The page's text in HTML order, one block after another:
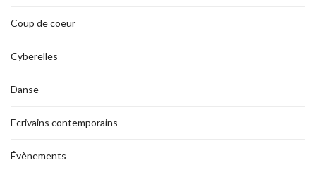
Coup de coeur
Cyberelles
Danse
Ecrivains contemporains
Évènements